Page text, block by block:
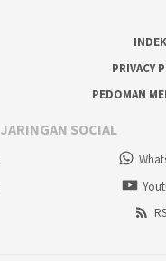
PRIVACY
PEDOMAN
JARINGAN SOCIAL